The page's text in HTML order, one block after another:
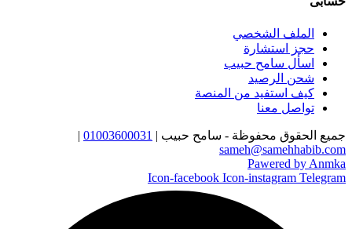
الملف الشخصي
حجز استشارة
اسأل سامح حبيب
شحن الرصيد
كيف استفيد من المنصة
تواصل معنا
جميع الحقوق محفوظة - سامح حبيب | 01003600031
|
sameh@samehhabib.com
Pawered by Anmka
Icon-facebook Icon-instagram Telegram